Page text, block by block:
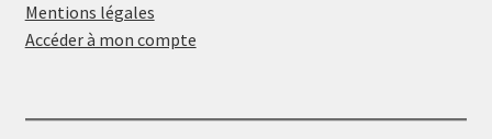
Mentions légales
Accéder à mon compte